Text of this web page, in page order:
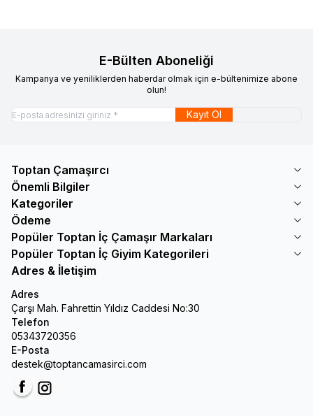
E-Bülten Aboneliği
Kampanya ve yeniliklerden haberdar olmak için e-bültenimize abone
olun!
Kayıt Ol
Toptan Çamaşırcı
Önemli Bilgiler
Kategoriler
Ödeme
Popüler Toptan İç Çamaşır Markaları
Popüler Toptan İç Giyim Kategorileri
Adres & İletişim
Adres
Çarşı Mah. Fahrettin Yıldız Caddesi No:30
Telefon
05343720356
E-Posta
destek@toptancamasirci.com
FacebookInstagram